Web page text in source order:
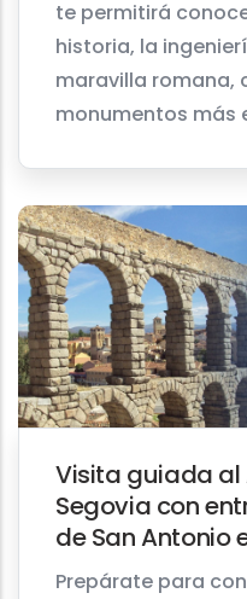
te permitirá
historia, la
maravilla romana,
monumentos más
Visita guiada
Segovia con
de San Antonio
Prepárate para